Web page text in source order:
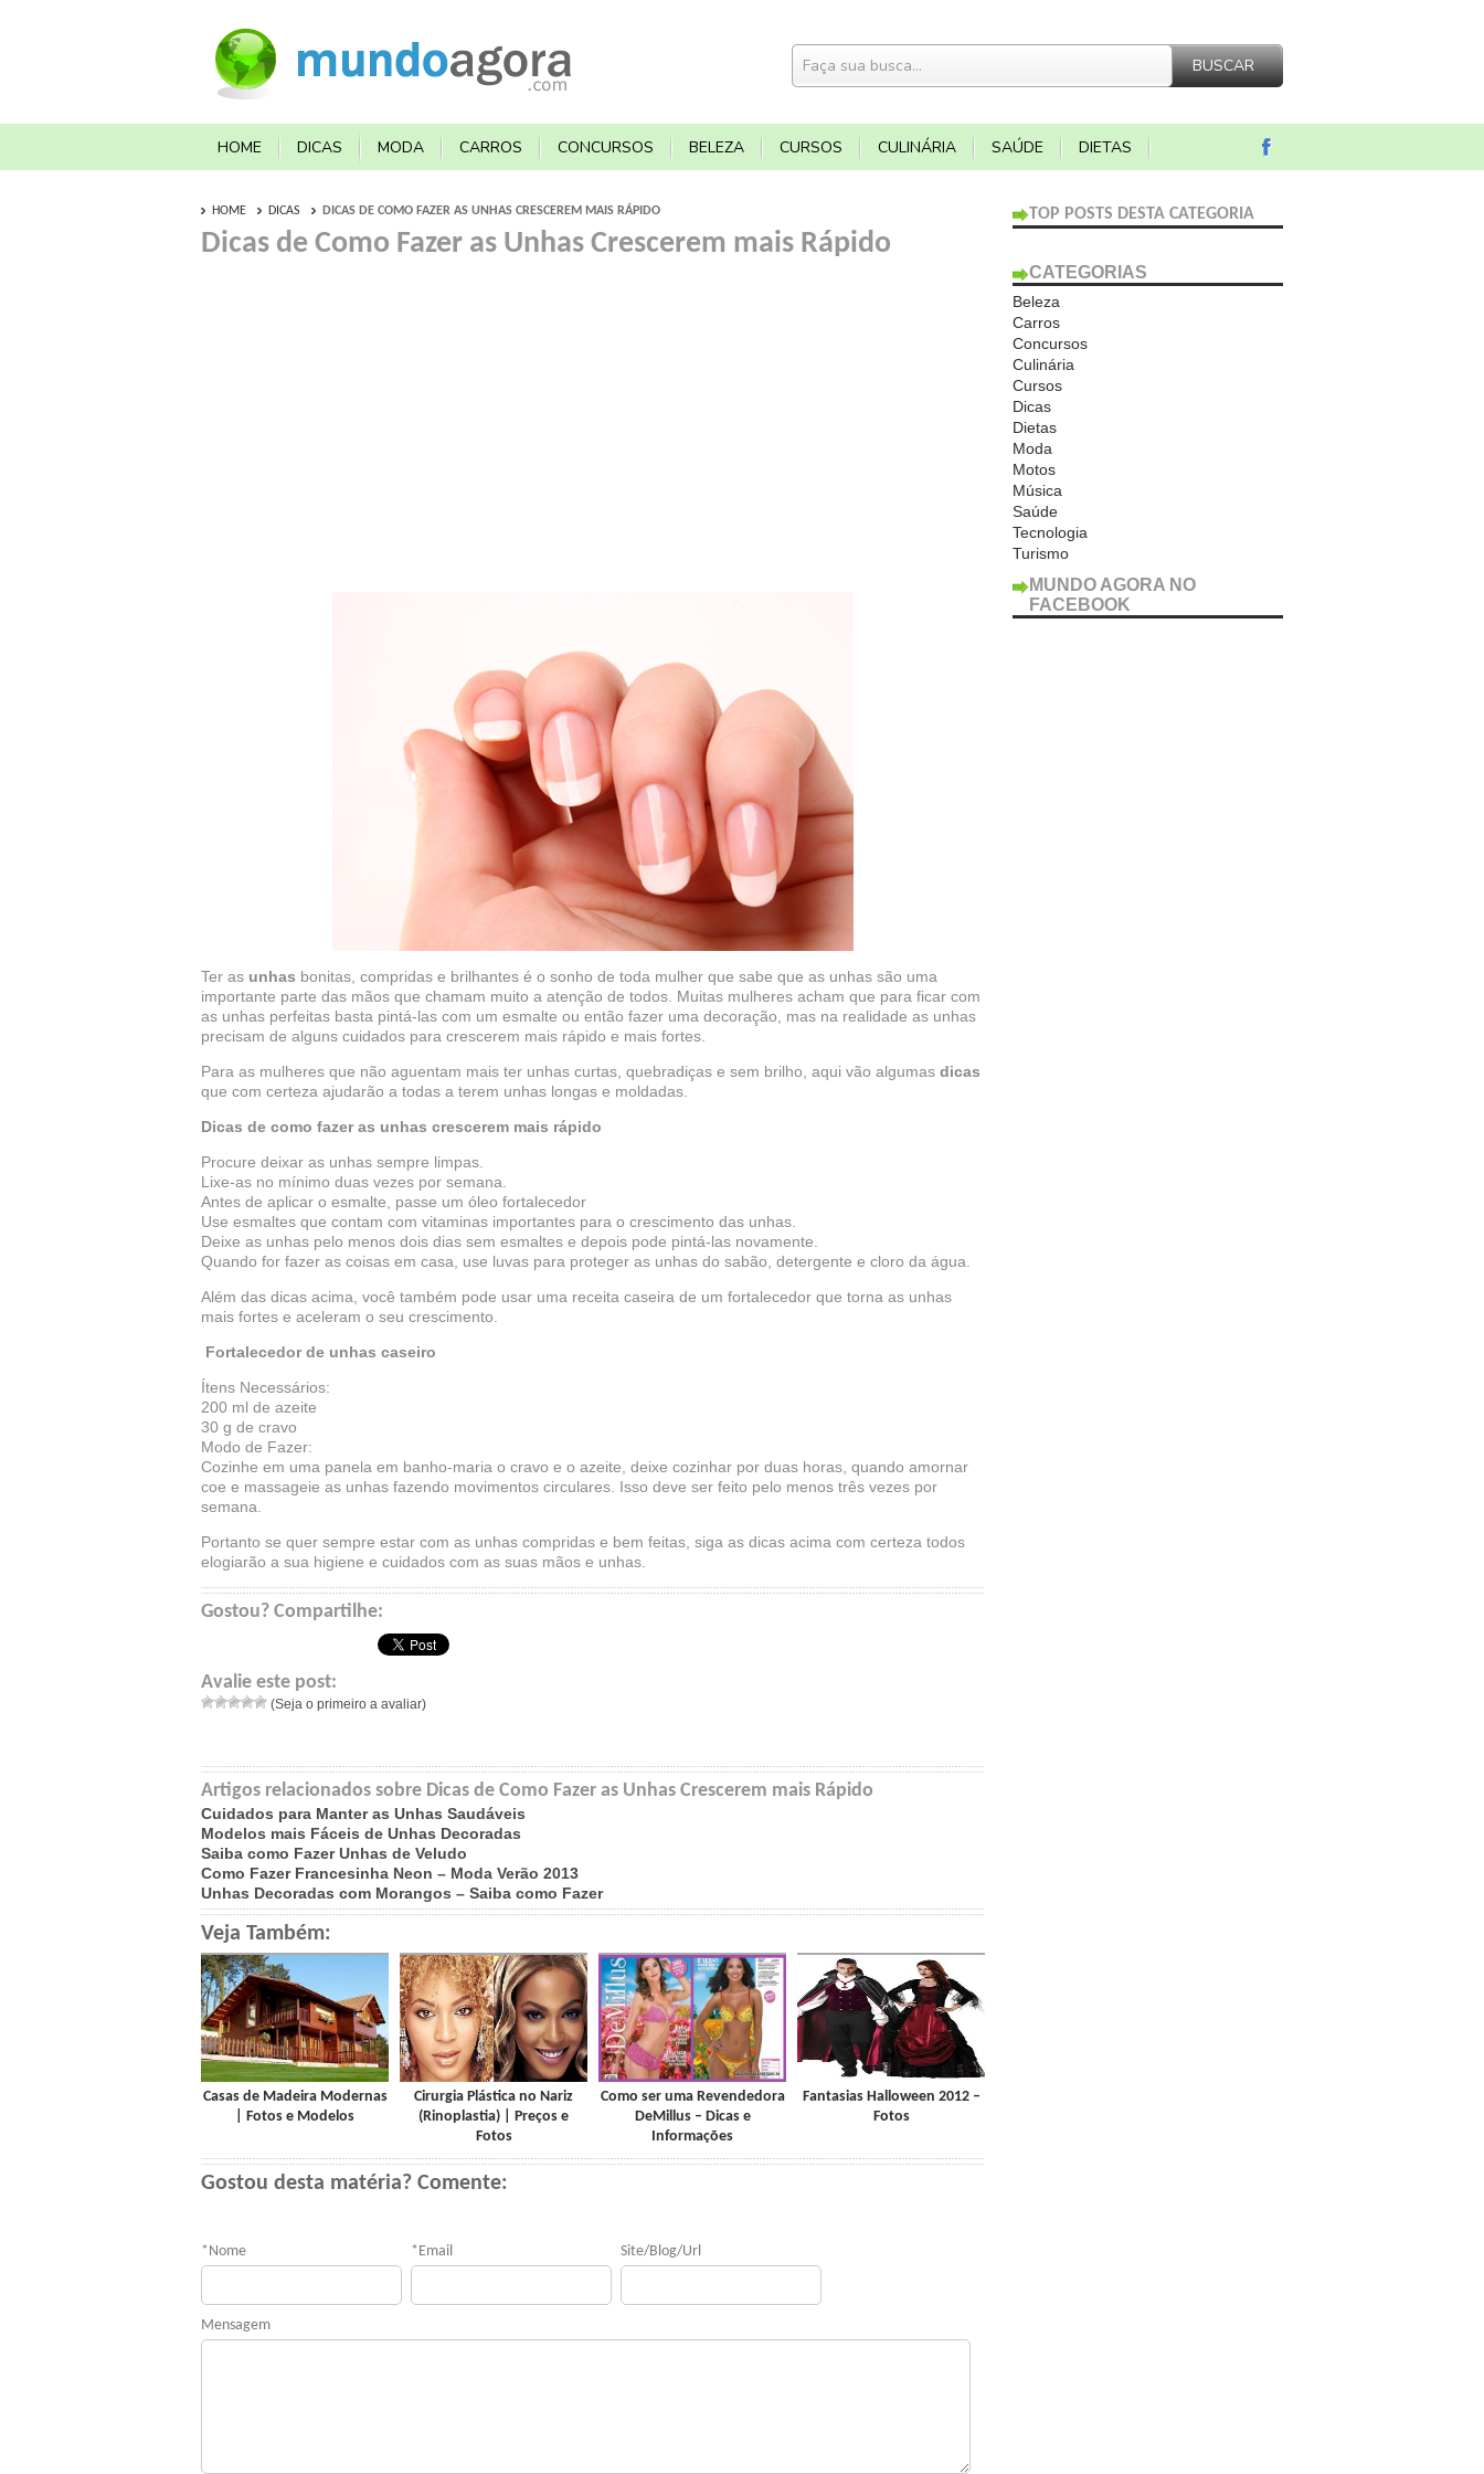
HOME DICAS MODA CARROS CONCURSOS BELEZA CURSOS CULINÁRIA SAÚDE DIETAS
HOME DICAS DICAS DE COMO FAZER AS UNHAS CRESCEREM MAIS RÁPIDO
Dicas de Como Fazer as Unhas Crescerem mais Rápido
Ter as unhas bonitas, compridas e brilhantes é o sonho de toda mulher que sabe que as unhas são uma
importante parte das mãos que chamam muito a atenção de todos. Muitas mulheres acham que para ficar com
as unhas perfeitas basta pintá-las com um esmalte ou então fazer uma decoração, mas na realidade as unhas
precisam de alguns cuidados para crescerem mais rápido e mais fortes.
Para as mulheres que não aguentam mais ter unhas curtas, quebradiças e sem brilho, aqui vão algumas dicas
que com certeza ajudarão a todas a terem unhas longas e moldadas.
Dicas de como fazer as unhas crescerem mais rápido
Procure deixar as unhas sempre limpas.
Lixe-as no mínimo duas vezes por semana.
Antes de aplicar o esmalte, passe um óleo fortalecedor
Use esmaltes que contam com vitaminas importantes para o crescimento das unhas.
Deixe as unhas pelo menos dois dias sem esmaltes e depois pode pintá-las novamente.
Quando for fazer as coisas em casa, use luvas para proteger as unhas do sabão, detergente e cloro da água.
Além das dicas acima, você também pode usar uma receita caseira de um fortalecedor que torna as unhas
mais fortes e aceleram o seu crescimento.
Fortalecedor de unhas caseiro
Ítens Necessários:
200 ml de azeite
30 g de cravo
Modo de Fazer:
Cozinhe em uma panela em banho-maria o cravo e o azeite, deixe cozinhar por duas horas, quando amornar
coe e massageie as unhas fazendo movimentos circulares. Isso deve ser feito pelo menos três vezes por
semana.
Portanto se quer sempre estar com as unhas compridas e bem feitas, siga as dicas acima com certeza todos
elogiarão a sua higiene e cuidados com as suas mãos e unhas.
Gostou? Compartilhe:
Avalie este post:
(Seja o primeiro a avaliar)
Artigos relacionados sobre Dicas de Como Fazer as Unhas Crescerem mais Rápido
Cuidados para Manter as Unhas Saudáveis
Modelos mais Fáceis de Unhas Decoradas
Saiba como Fazer Unhas de Veludo
Como Fazer Francesinha Neon – Moda Verão 2013
Unhas Decoradas com Morangos – Saiba como Fazer
Veja Também:
Casas de Madeira Modernas
| Fotos e Modelos
Cirurgia Plástica no Nariz
(Rinoplastia) | Preços e
Fotos
Como ser uma Revendedora
DeMillus – Dicas e
Informações
Fantasias Halloween 2012 –
Fotos
Gostou desta matéria? Comente:
* Nome * Email Site/Blog/Url
Mensagem
TOP POSTS DESTA CATEGORIA
CATEGORIAS
Beleza
Carros
Concursos
Culinária
Cursos
Dicas
Dietas
Moda
Motos
Música
Saúde
Tecnologia
Turismo
MUNDO AGORA NO
FACEBOOK